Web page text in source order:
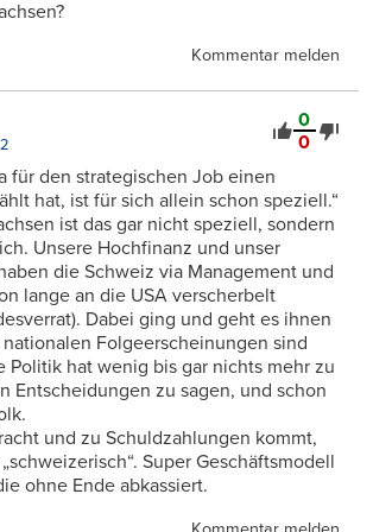
Kommentar melden
0
0
für den strategischen Job einen
hat, ist für sich allein schon speziell.“
ist das gar nicht speziell, sondern
Unsere Hochfinanz und unser
die Schweiz via Management und
lange an die USA verscherbelt
Dabei ging und geht es ihnen
Folgeerscheinungen sind
Politik hat wenig bis gar nichts mehr zu
Entscheidungen zu sagen, und schon
und zu Schuldzahlungen kommt,
Super Geschäftsmodell
ohne Ende abkassiert.